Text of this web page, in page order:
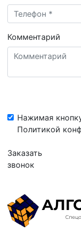
Комментарий
Нажимая
Политикой
Заказать
звонок